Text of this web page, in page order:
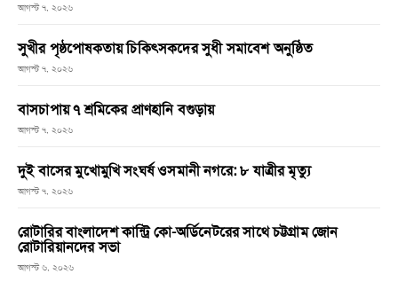
আগস্ট ৭, ২০২৬
সুখীর পৃষ্ঠপোষকতায় চিকিৎসকদের সুধী সমাবেশ অনুষ্ঠিত
আগস্ট ৭, ২০২৬
বাসচাপায় ৭ শ্রমিকের প্রাণহানি বগুড়ায়
আগস্ট ৭, ২০২৬
দুই বাসের মুখোমুখি সংঘর্ষ ওসমানী নগরে: ৮ যাত্রীর মৃত্যু
আগস্ট ৭, ২০২৬
রোটারির বাংলাদেশ কান্ট্রি কো-অর্ডিনেটরের সাথে চট্টগ্রাম জোন
রোটারিয়ানদের সভা
আগস্ট ৬, ২০২৬